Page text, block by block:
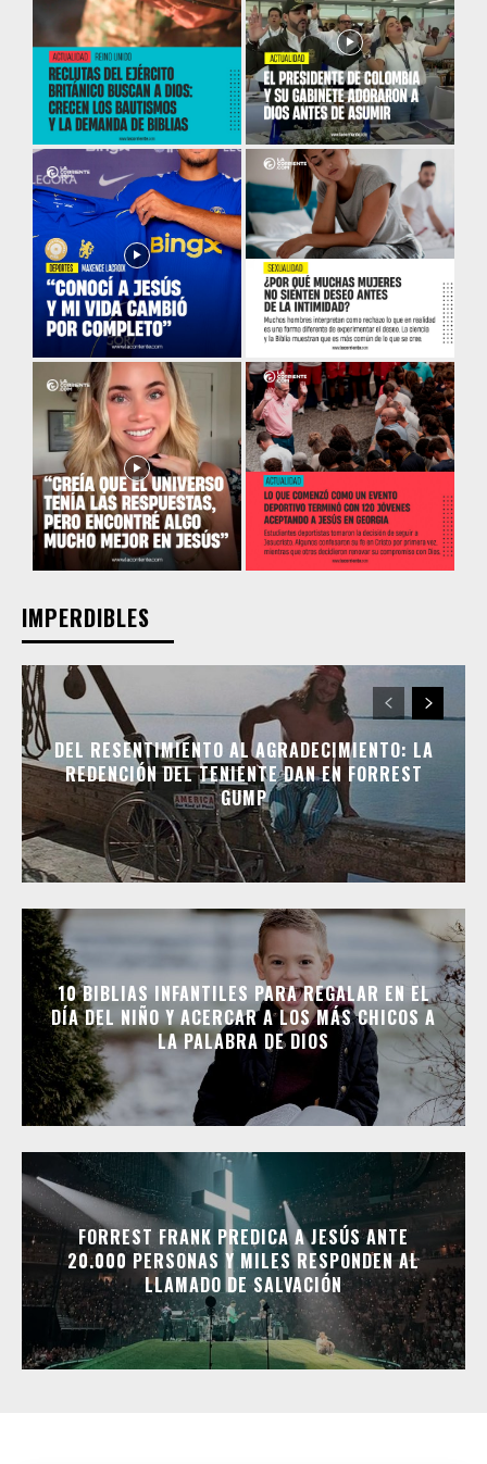
IMPERDIBLES
DEL RESENTIMIENTO AL AGRADECIMIENTO: LA
REDENCIÓN DEL TENIENTE DAN EN FORREST
GUMP
10 BIBLIAS INFANTILES PARA REGALAR EN EL
DÍA DEL NIÑO Y ACERCAR A LOS MÁS CHICOS A
LA PALABRA DE DIOS
FORREST FRANK PREDICA A JESÚS ANTE
20.000 PERSONAS Y MILES RESPONDEN AL
LLAMADO DE SALVACIÓN